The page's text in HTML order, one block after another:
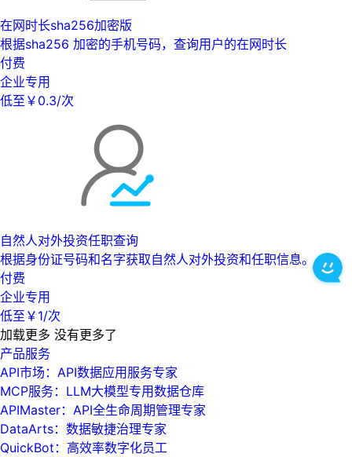
在网时长sha256加密版
根据sha256 加密的手机号码，查询用户的在网时长
付费
企业专用
低至￥0.3/次
自然人对外投资任职查询
根据身份证号码和名字获取自然人对外投资和任职信息。
付费
企业专用
低至￥1/次
加载更多 没有更多了
产品服务
API市场：API数据应用服务专家
MCP服务：LLM大模型专用数据仓库
APIMaster：API全生命周期管理专家
DataArts：数据敏捷治理专家
QuickBot：高效率数字化员工